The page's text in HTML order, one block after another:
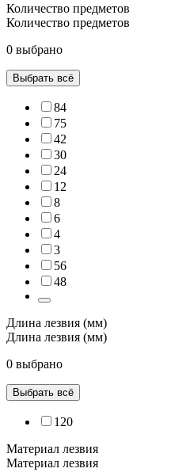
Количество предметов
Количество предметов
0 выбрано
Выбрать всё
84
75
42
30
24
12
8
6
4
3
56
48
Длина лезвия (мм)
Длина лезвия (мм)
0 выбрано
Выбрать всё
120
Материал лезвия
Материал лезвия